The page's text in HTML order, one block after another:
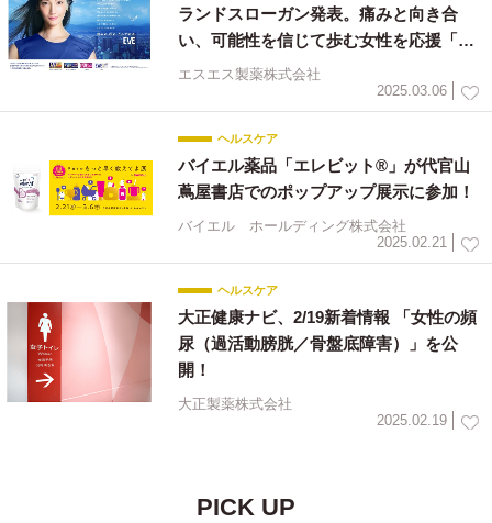
ランドスローガン発表。痛みと向き合
い、可能性を信じて歩む女性を応援「痛
みよ、私よ、とんでゆけ。」
エスエス製薬株式会社
2025.03.06
ヘルスケア
バイエル薬品「エレビット®」が代官山
蔦屋書店でのポップアップ展示に参加！
バイエル ホールディング株式会社
2025.02.21
ヘルスケア
大正健康ナビ、2/19新着情報 「女性の頻
尿（過活動膀胱／骨盤底障害）」を公
開！
大正製薬株式会社
2025.02.19
PICK UP